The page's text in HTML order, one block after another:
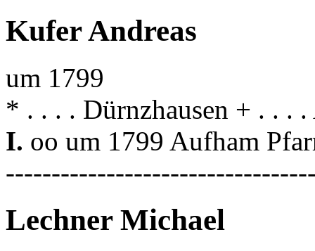
Kufer Andreas
um 1799
* . . . . Dürnzhausen + . . .
I. oo um 1799 Aufham
Lechner Michael